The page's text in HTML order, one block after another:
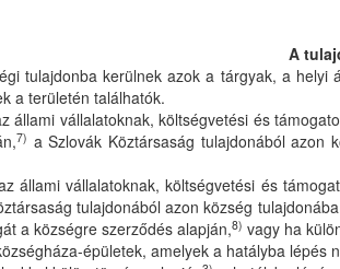
A
tulajdonba kerülnek azok a tárgyak, a
a területén találhatók.
állami vállalatoknak, költségvetési és
7) a Szlovák Köztársaság tulajdonából azon
állami vállalatoknak, költségvetési és
tulajdonából azon község
a községre szerződés alapján,8) vagy ha
épületek, amelyek a hatályba lépés